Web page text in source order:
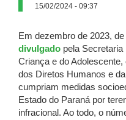
15/02/2024 - 09:37
Em dezembro de 2023,
divulgado pela
Criança e do
dos Diretos Humanos e
cumpriam medidas
Estado do Paraná por
infracional. Ao todo, o